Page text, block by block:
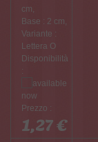
cm,
Base : 2 cm,
Variante :
Lettera O
Disponibilità
:
Prezzo :
1,27 €